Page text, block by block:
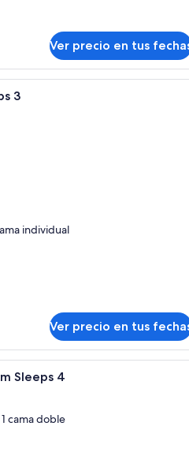
Ver precio en tus
Una habitación de hotel con
3
individual
Ver precio en tus
Ropa de cama
Sleeps 4
cama doble